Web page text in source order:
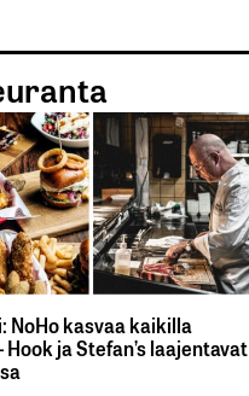
NoHo kasvaa kaikilla
Hook ja Stefan’s laajentavat